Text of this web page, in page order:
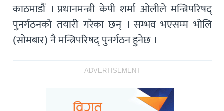
काठमाडौं । प्रधानमन्त्री केपी शर्मा ओलीले मन्त्रिपरिषद्
पुनर्गठनको तयारी गरेका छन् । सम्भव भएसम्म भोलि
(साेमबार) नै मन्त्रिपरिषद् पुनर्गठन हुनेछ ।
ADVERTISEMENT